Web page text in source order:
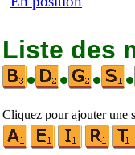
Liste des
•
• • •
Cliquez pour ajouter une